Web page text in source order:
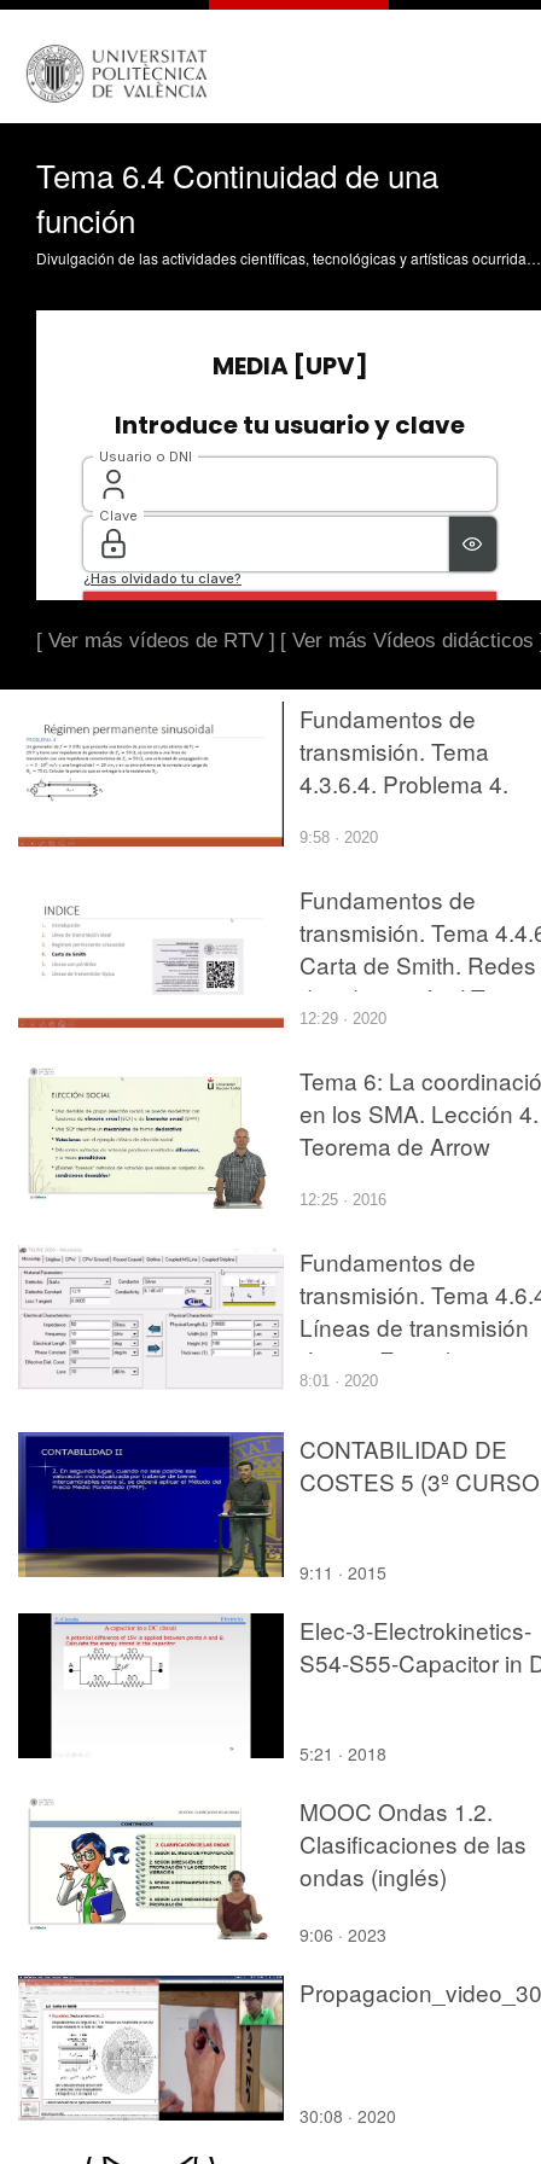
Tema 6.4 Continuidad de una
función
Divulgación de las actividades científicas, tecnológicas y artísticas ocurridas en los tres campus de la UPV
[ Ver más vídeos de RTV ] [ Ver más Vídeos didácticos
Fundamentos de
transmisión. Tema
4.3.6.4. Problema 4.
9:58 · 2020
Fundamentos de
transmisión. Tema
Carta de Smith. Redes
de adaptación. LT
lambda/4
12:29 · 2020
Tema 6: La
en los SMA. Lección 4.
Teorema de Arrow
12:25 · 2016
Fundamentos de
transmisión. Tema
Líneas de transmisión
típicas. Ejemplo
programa comercial.
8:01 · 2020
CONTABILIDAD DE
COSTES 5 (3º
9:11 · 2015
Elec-3-Electrokinetics-
S54-S55-Capacitor in
5:21 · 2018
MOOC Ondas 1.2.
Clasificaciones de las
ondas (inglés)
9:06 · 2023
Propagacion_video_30
30:08 · 2020